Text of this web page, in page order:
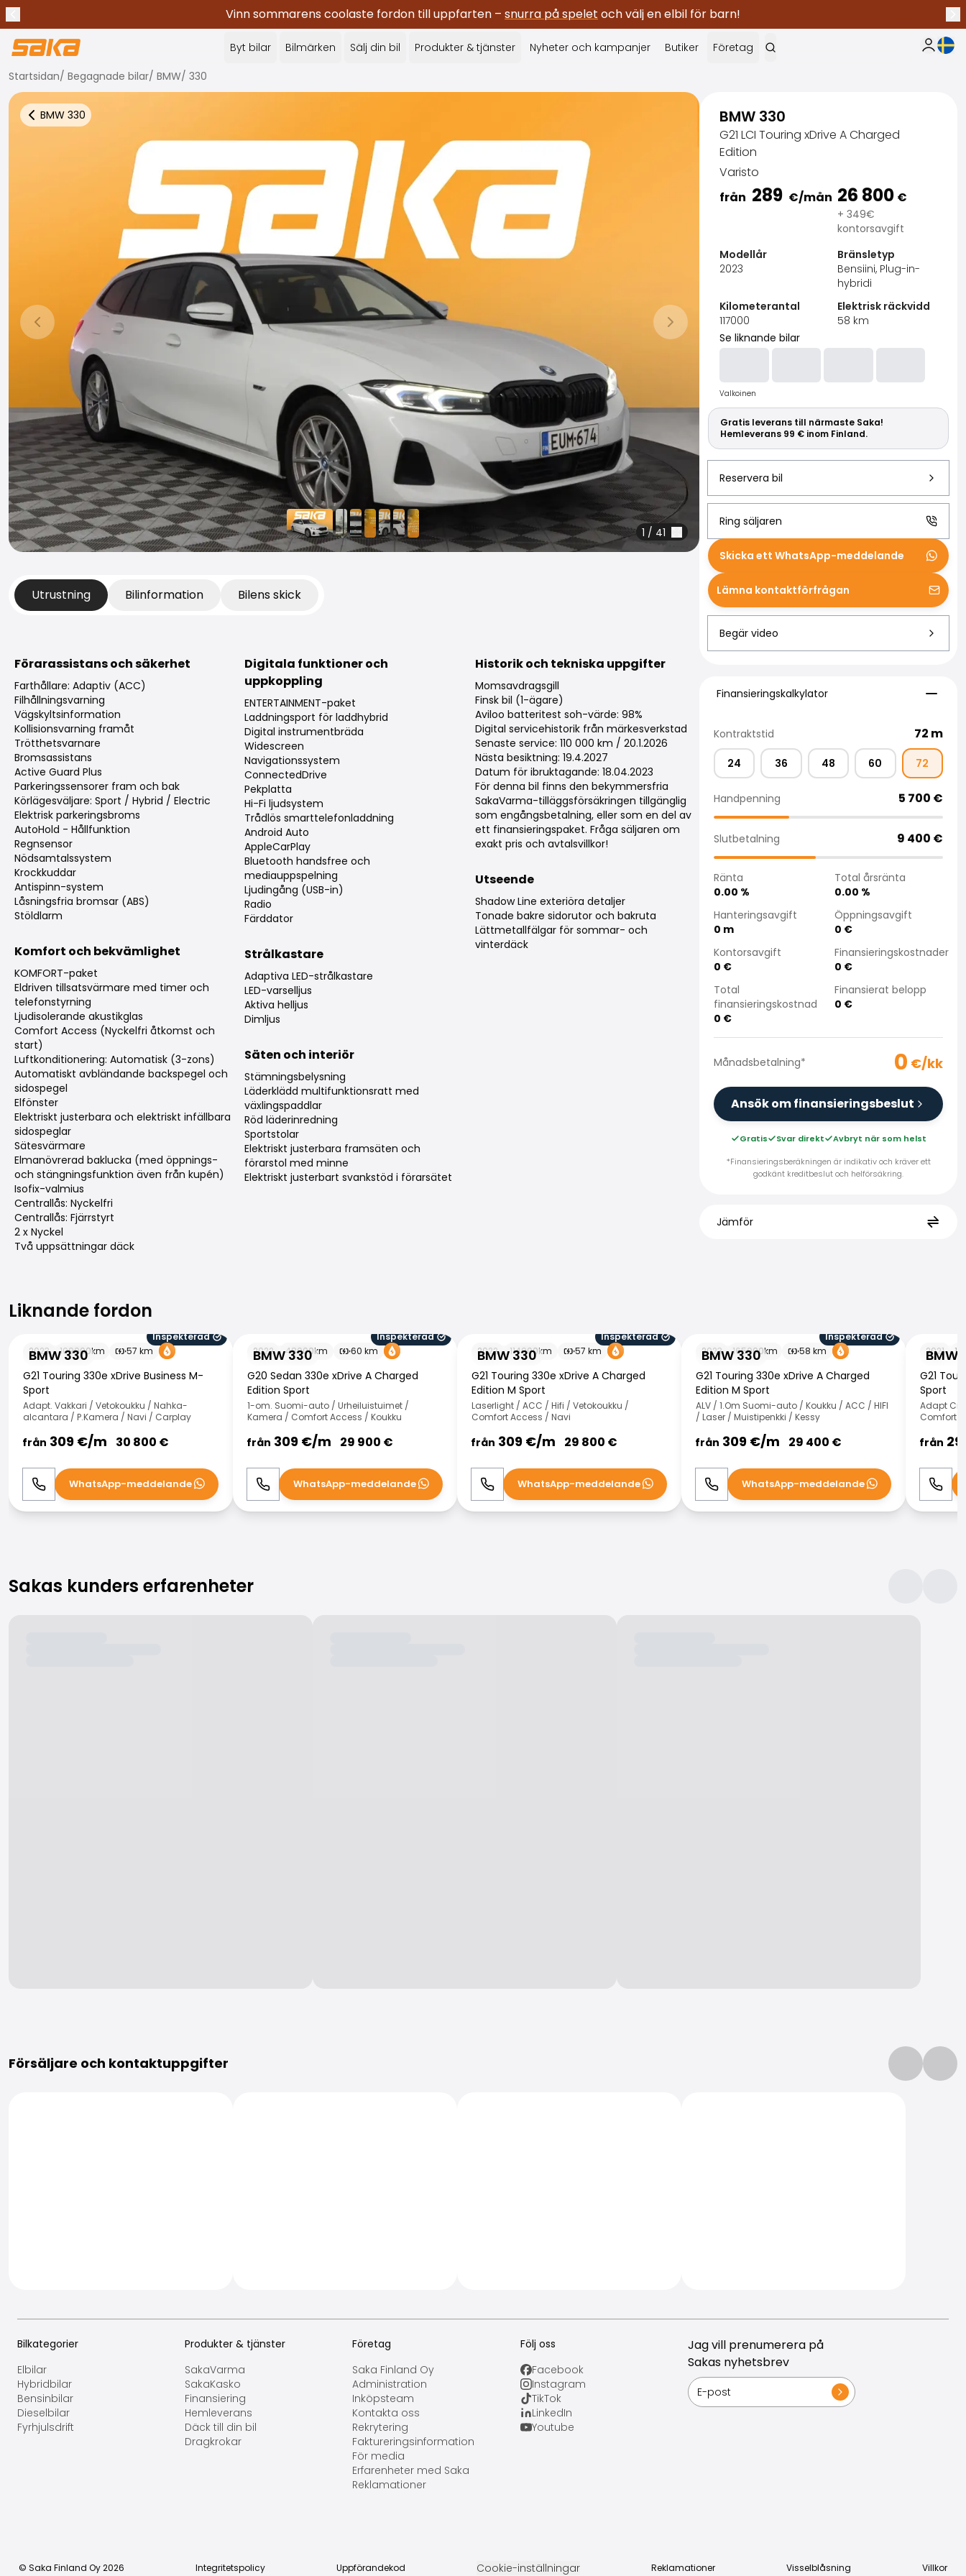
Vinn sommarens coolaste fordon till uppfarten – snurra på spelet och välj en elbil för barn!
Stoppa meddelanden
✕
Byt bilar Bilmärken Sälj din bil Produkter & tjänster Nyheter och kampanjer Butiker Företag Min Saka
Startsidan/ Begagnade bilar/ BMW/ 330
BMW 330
Tillbaka till fler bilresultat
Föregående bild Nästa bild
1 / 41
Utrustning Bilinformation Bilens skick
Förarassistans och säkerhet
Farthållare: Adaptiv (ACC)
Filhållningsvarning
Vägskyltsinformation
Kollisionsvarning framåt
Trötthetsvarnare
Bromsassistans
Active Guard Plus
Parkeringssensorer fram och bak
Körlägesväljare: Sport / Hybrid / Electric
Elektrisk parkeringsbroms
AutoHold - Hållfunktion
Regnsensor
Nödsamtalssystem
Krockkuddar
Antispinn-system
Låsningsfria bromsar (ABS)
Stöldlarm
Komfort och bekvämlighet
KOMFORT-paket
Eldriven tillsatsvärmare med timer och
telefonstyrning
Ljudisolerande akustikglas
Comfort Access (Nyckelfri åtkomst och
start)
Luftkonditionering: Automatisk (3-zons)
Automatiskt avbländande backspegel och
sidospegel
Elfönster
Elektriskt justerbara och elektriskt infällbara
sidospeglar
Sätesvärmare
Elmanövrerad baklucka (med öppnings-
och stängningsfunktion även från kupén)
Isofix-valmius
Centrallås: Nyckelfri
Centrallås: Fjärrstyrt
2 x Nyckel
Två uppsättningar däck
Digitala funktioner och
uppkoppling
ENTERTAINMENT-paket
Laddningsport för laddhybrid
Digital instrumentbräda
Widescreen
Navigationssystem
ConnectedDrive
Pekplatta
Hi-Fi ljudsystem
Trådlös smarttelefonladdning
Android Auto
AppleCarPlay
Bluetooth handsfree och
mediauppspelning
Ljudingång (USB-in)
Radio
Färddator
Strålkastare
Adaptiva LED-strålkastare
LED-varselljus
Aktiva helljus
Dimljus
Säten och interiör
Stämningsbelysning
Läderklädd multifunktionsratt med
växlingspaddlar
Röd läderinredning
Sportstolar
Elektriskt justerbara framsäten och
förarstol med minne
Elektriskt justerbart svankstöd i förarsätet
Historik och tekniska uppgifter
Momsavdragsgill
Finsk bil (1-ägare)
Aviloo batteritest soh-värde: 98%
Digital servicehistorik från märkesverkstad
Senaste service: 110 000 km / 20.1.2026
Nästa besiktning: 19.4.2027
Datum för ibruktagande: 18.04.2023
För denna bil finns den bekymmersfria
SakaVarma-tilläggsförsäkringen tillgänglig
som engångsbetalning, eller som en del av
ett finansieringspaket. Fråga säljaren om
exakt pris och avtalsvillkor!
Utseende
Shadow Line exteriöra detaljer
Tonade bakre sidorutor och bakruta
Lättmetallfälgar för sommar- och
vinterdäck
BMW 330
G21 LCI Touring xDrive A Charged
Edition
Varisto
från 289 €/mån 26 800 €
+ 349€
kontorsavgift
Modellår
2023
Bränsletyp
Bensiini, Plug-in-
hybridi
Kilometerantal
117000
Elektrisk räckvidd
58 km
Se liknande bilar
Valkoinen
Gratis leverans till närmaste Saka!
Hemleverans 99 € inom Finland.
Reservera bil
Skicka ett WhatsApp-meddelande
Ring säljaren
Lämna kontaktförfrågan
Begär video
Finansieringskalkylator
Finansieringskalkylator
Kontraktstid 72 m
24 36 48 60 72
Handpenning 5 700 €
Slutbetalning 9 400 €
Ränta
0.00 %
Total årsränta
0.00 %
Hanteringsavgift
0 m
Öppningsavgift
0 €
Kontorsavgift
0 €
Finansieringskostnader
0 €
Total
finansieringskostnad
0 €
Finansierat belopp
0 €
Månadsbetalning* 0 €/kk
Ansök om finansieringsbeslut
Gratis Svar direkt
Avbryt när som helst
*Finansieringsberäkningen är indikativ och kräver ett
godkänt kreditbeslut och helförsäkring.
Jämför
Liknande fordon
Liknande fordon
BMW 330
Inspekterad
2023
109000km 57 km
G21 Touring 330e xDrive Business M-
Sport
Adapt. Vakkari / Vetokoukku / Nahka-
alcantara / P.Kamera / Navi / Carplay
från 309 €/m 30 800 €
Ring WhatsApp
WhatsApp-meddelande
BMW 330
Inspekterad
2022
48000km 60 km
G20 Sedan 330e xDrive A Charged
Edition Sport
1-om. Suomi-auto / Urheiluistuimet /
Kamera / Comfort Access / Koukku
från 309 €/m 29 900 €
Ring WhatsApp
WhatsApp-meddelande
BMW 330
Inspekterad
2022
114000km 57 km
G21 Touring 330e xDrive A Charged
Edition M Sport
Laserlight / ACC / Hifi / Vetokoukku /
Comfort Access / Navi
från 309 €/m 29 800 €
Ring WhatsApp
WhatsApp-meddelande
BMW 330
Inspekterad
2023
165000km 58 km
G21 Touring 330e xDrive A Charged
Edition M Sport
ALV / 1.Om Suomi-auto / Koukku / ACC / HIFI
/ Laser / Muistipenkki / Kessy
från 309 €/m 29 400 €
Ring WhatsApp
WhatsApp-meddelande
BMW
2021
G21
Sport
Adapt
Comfort
från
Ring
Sakas kunders erfarenheter
Försäljare och kontaktuppgifter
Bilkategorier
Elbilar
Hybridbilar
Bensinbilar
Dieselbilar
Fyrhjulsdrift
Produkter & tjänster
SakaVarma
SakaKasko
Finansiering
Hemleverans
Däck till din bil
Dragkrokar
Företag
Saka Finland Oy
Administration
Inköpsteam
Kontakta oss
Rekrytering
Faktureringsinformation
För media
Erfarenheter med Saka
Reklamationer
Följ oss
Facebook
Instagram
TikTok
LinkedIn
Youtube
Jag vill prenumerera på
Sakas nyhetsbrev
© Saka Finland Oy2026 Integritetspolicy Uppförandekod Cookie-inställningar Reklamationer Visselblåsning Villkor